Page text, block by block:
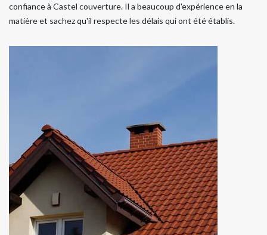
confiance à Castel couverture. Il a beaucoup d'expérience en la
matière et sachez qu'il respecte les délais qui ont été établis.